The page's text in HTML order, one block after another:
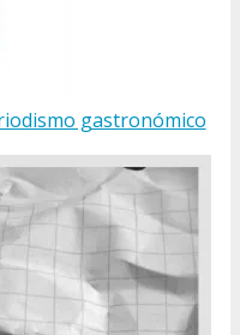
gastronómico